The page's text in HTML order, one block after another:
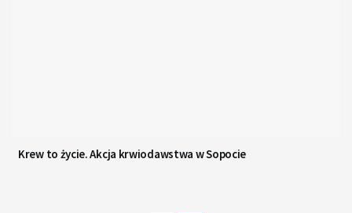
Krew to życie. Akcja krwiodawstwa w Sopocie